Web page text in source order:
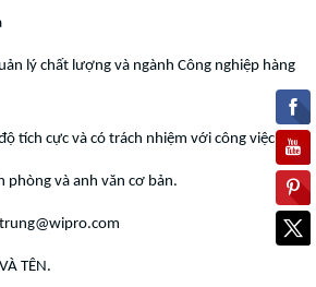
lý chất lượng và ngành Công nghiệp hàng
tích cực và có trách nhiệm với công việc.
phòng và anh văn cơ bản.
TÊN.